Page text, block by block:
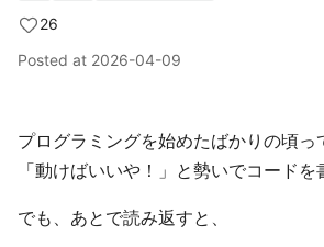
26
Posted at 2026-04-09
プログラミングを始めたばかりの頃っ
「動けばいいや！」と勢いでコードを
でも、あとで読み返すと、